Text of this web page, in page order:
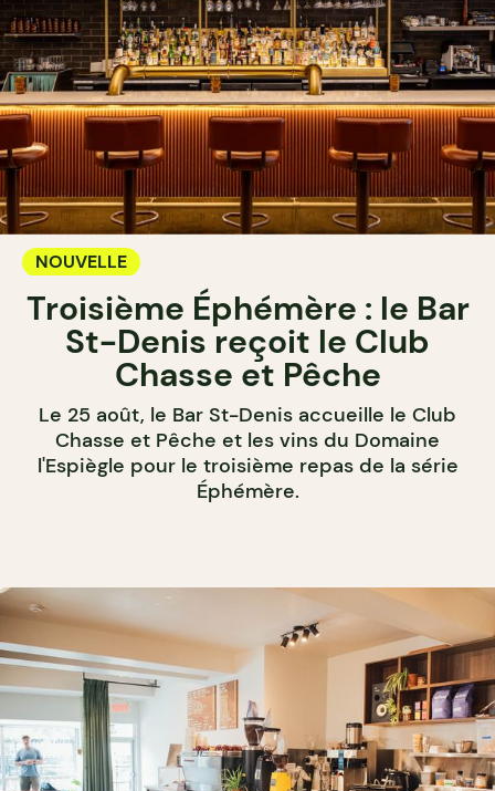
NOUVELLE
Troisième Éphémère : le Bar
St-Denis reçoit le Club
Chasse et Pêche
Le 25 août, le Bar St-Denis accueille le Club
Chasse et Pêche et les vins du Domaine
l'Espiègle pour le troisième repas de la série
Éphémère.